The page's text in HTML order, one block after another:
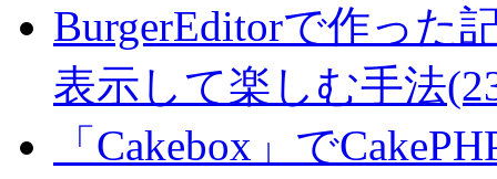
BurgerEditorで作った
表示して楽しむ手法
「Cakebox」で